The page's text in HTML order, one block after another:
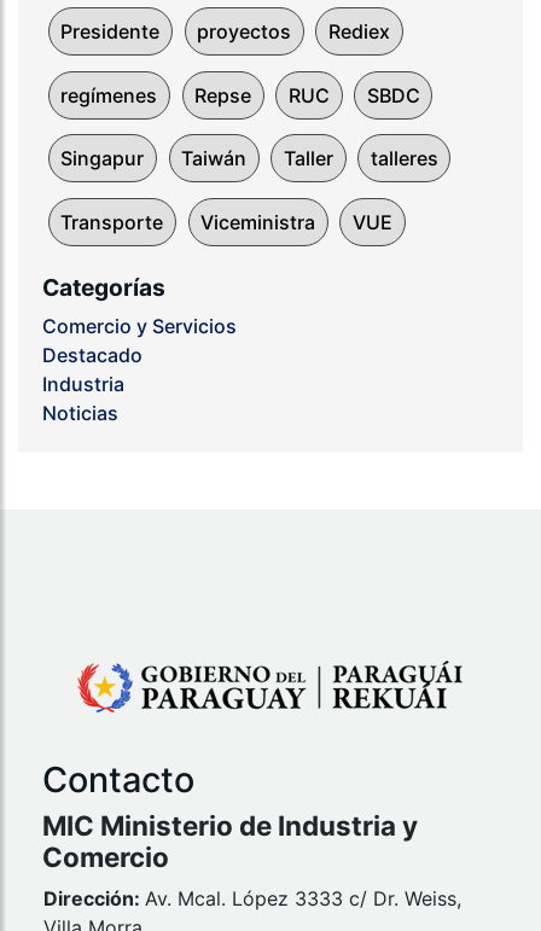
Presidente proyectos Rediex
regímenes Repse RUC SBDC
Singapur Taiwán Taller talleres
Transporte Viceministra VUE
Categorías
Comercio y Servicios
Destacado
Industria
Noticias
Contacto
MIC Ministerio de Industria y
Comercio
Dirección: Av. Mcal. López 3333 c/ Dr. Weiss,